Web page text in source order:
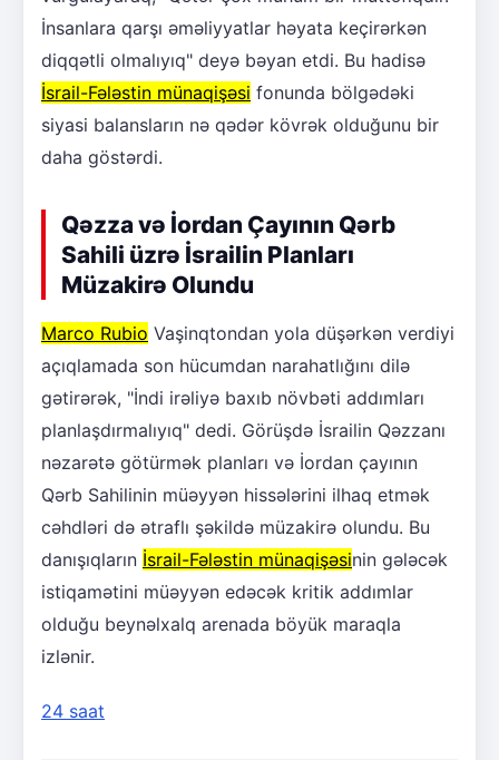
İnsanlara qarşı əməliyyatlar həyata keçirərkən
diqqətli olmalıyıq" deyə bəyan etdi. Bu hadisə
İsrail-Fələstin münaqişəsi fonunda bölgədəki
siyasi balansların nə qədər kövrək olduğunu bir
daha göstərdi.
Qəzza və İordan Çayının Qərb
Sahili üzrə İsrailin Planları
Müzakirə Olundu
Marco Rubio Vaşinqtondan yola düşərkən verdiyi
açıqlamada son hücumdan narahatlığını dilə
gətirərək, "İndi irəliyə baxıb növbəti addımları
planlaşdırmalıyıq" dedi. Görüşdə İsrailin Qəzzanı
nəzarətə götürmək planları və İordan çayının
Qərb Sahilinin müəyyən hissələrini ilhaq etmək
cəhdləri də ətraflı şəkildə müzakirə olundu. Bu
danışıqların İsrail-Fələstin münaqişəsinin gələcək
istiqamətini müəyyən edəcək kritik addımlar
olduğu beynəlxalq arenada böyük maraqla
izlənir.
24 saat